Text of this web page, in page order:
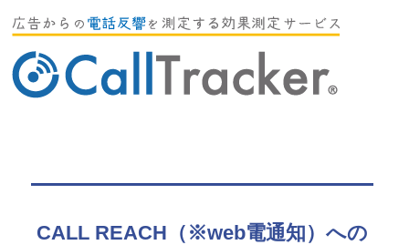
CALL REACH（※web電通知）への